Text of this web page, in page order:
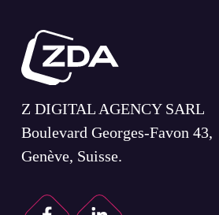
Z DIGITAL AGENCY SARL
Boulevard Georges-Favon 43,
Genève, Suisse.